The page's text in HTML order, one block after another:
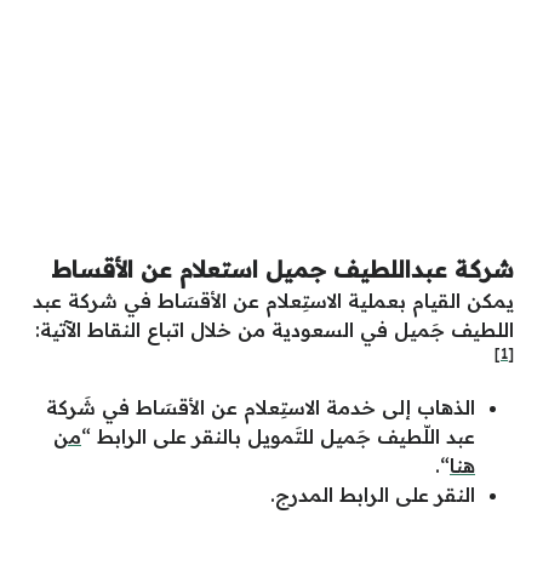
شركة عبداللطيف جميل استعلام عن الأقساط
يمكن القيام بعملية الاستِعلام عن الأقسَاط في شركة عبد
اللطيف جَميل في السعودية من خلال اتباع النقاط الآتية:
[1]
الذهاب إلى خدمة الاستِعلام عن الأقسَاط في شَركة
عبد اللّطيف جَميل للتَمويل بالنقر على الرابط “من
هنا“.
النقر على الرابط المدرج.